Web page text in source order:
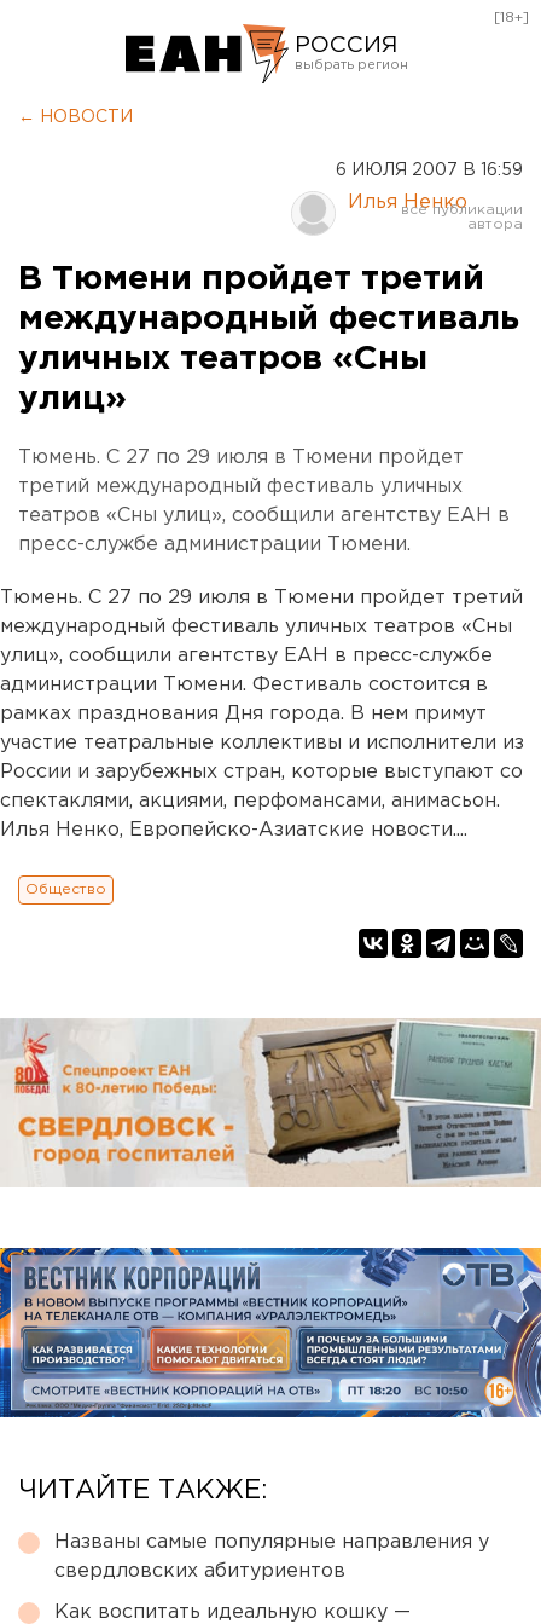
РОССИЯ
Курган
Оренбург
[18+]
← НОВОСТИ
6 ИЮЛЯ 2007 В 16:59
Илья Ненко
В Тюмени пройдет третий
международный фестиваль
уличных театров «Сны
улиц»
Тюмень. С 27 по 29 июля в Тюмени пройдет
третий международный фестиваль уличных
театров «Сны улиц», сообщили агентству ЕАН в
пресс-службе администрации Тюмени.
Тюмень. С 27 по 29 июля в Тюмени пройдет третий
международный фестиваль уличных театров «Сны
улиц», сообщили агентству ЕАН в пресс-службе
администрации Тюмени. Фестиваль состоится в
рамках празднования Дня города. В нем примут
участие театральные коллективы и исполнители из
России и зарубежных стран, которые выступают со
спектаклями, акциями, перфомансами, анимасьон.
Илья Ненко, Европейско-Азиатские новости....
Общество
ЧИТАЙТЕ ТАКЖЕ:
Названы самые популярные направления у
свердловских абитуриентов
Как воспитать идеальную кошку —